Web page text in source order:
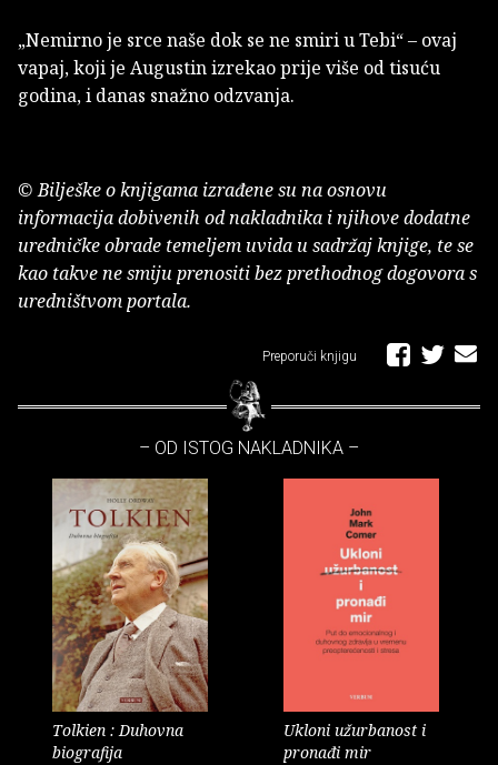
„Nemirno je srce naše dok se ne smiri u Tebi“ – ovaj
vapaj, koji je Augustin izrekao prije više od tisuću
godina, i danas snažno odzvanja.
© Bilješke o knjigama izrađene su na osnovu
informacija dobivenih od nakladnika i njihove dodatne
uredničke obrade temeljem uvida u sadržaj knjige, te se
kao takve ne smiju prenositi bez prethodnog dogovora s
uredništvom portala.
Preporuči knjigu
– OD ISTOG NAKLADNIKA –
Tolkien : Duhovna
biografija
Ukloni užurbanost i
pronađi mir